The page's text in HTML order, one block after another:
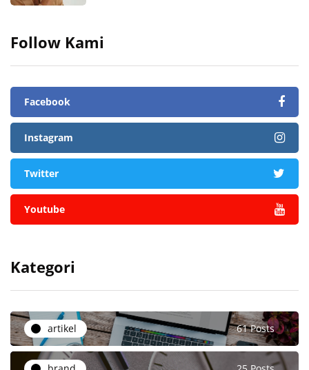
Follow Kami
Facebook
Instagram
Twitter
Youtube
Kategori
artikel 61 Posts